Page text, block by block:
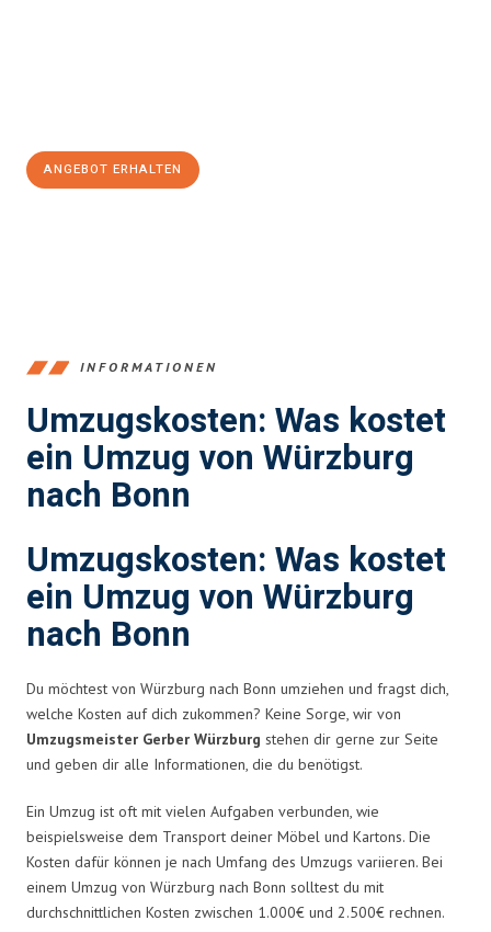
ANGEBOT ERHALTEN
INFORMATIONEN
Umzugskosten: Was kostet
ein Umzug von Würzburg
nach Bonn
Umzugskosten: Was kostet
ein Umzug von Würzburg
nach Bonn
Du möchtest von Würzburg nach Bonn umziehen und fragst dich,
welche Kosten auf dich zukommen? Keine Sorge, wir von
Umzugsmeister Gerber Würzburg stehen dir gerne zur Seite
und geben dir alle Informationen, die du benötigst.
Ein Umzug ist oft mit vielen Aufgaben verbunden, wie
beispielsweise dem Transport deiner Möbel und Kartons. Die
Kosten dafür können je nach Umfang des Umzugs variieren. Bei
einem Umzug von Würzburg nach Bonn solltest du mit
durchschnittlichen Kosten zwischen 1.000€ und 2.500€ rechnen.